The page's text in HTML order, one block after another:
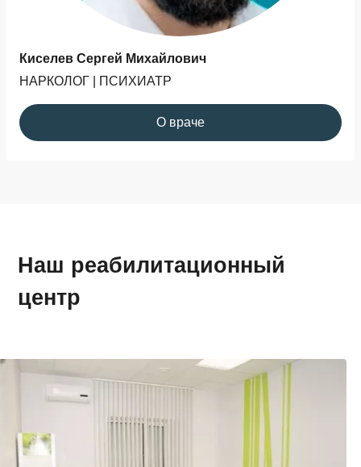
Киселев Сергей Михайлович
НАРКОЛОГ | ПСИХИАТР
О враче
Наш реабилитационный
центр